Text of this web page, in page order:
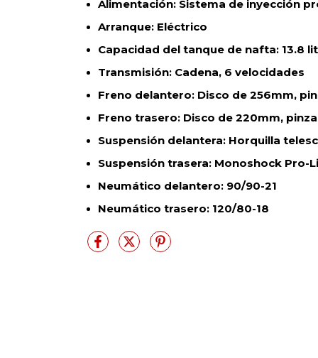
Alimentación: Sistema de inyección
Arranque: Eléctrico
Capacidad del tanque de nafta: 13.8
Transmisión: Cadena, 6 velocidades
Freno delantero: Disco de 256mm,
Freno trasero: Disco de 220mm,
Suspensión delantera: Horquilla
Suspensión trasera: Monoshock Pro-
Neumático delantero: 90/90-21
Neumático trasero: 120/80-18